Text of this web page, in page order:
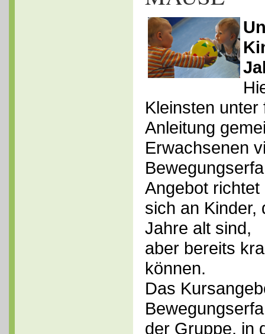
Kleinsten
Anleitung
Erwachsenen
Angebot richtet
sich an Kinder,
Jahre alt sind,
aber bereits
können.
Das
der Gruppe, in